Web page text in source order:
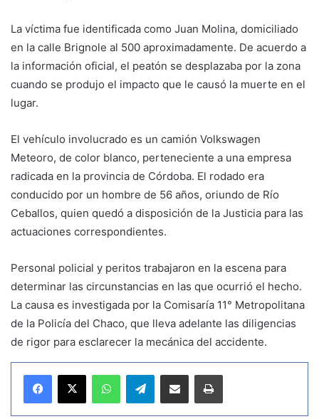
La víctima fue identificada como Juan Molina, domiciliado
en la calle Brignole al 500 aproximadamente. De acuerdo a
la información oficial, el peatón se desplazaba por la zona
cuando se produjo el impacto que le causó la muerte en el
lugar.
El vehículo involucrado es un camión Volkswagen
Meteoro, de color blanco, perteneciente a una empresa
radicada en la provincia de Córdoba. El rodado era
conducido por un hombre de 56 años, oriundo de Río
Ceballos, quien quedó a disposición de la Justicia para las
actuaciones correspondientes.
Personal policial y peritos trabajaron en la escena para
determinar las circunstancias en las que ocurrió el hecho.
La causa es investigada por la Comisaría 11° Metropolitana
de la Policía del Chaco, que lleva adelante las diligencias
de rigor para esclarecer la mecánica del accidente.
Telegram